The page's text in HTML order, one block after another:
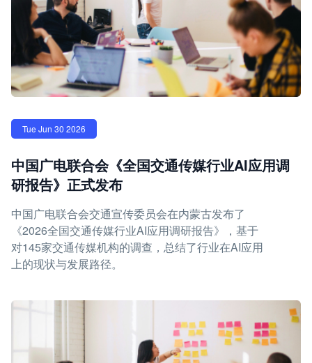
Tue Jun 30 2026
中国广电联合会《全国交通传媒行业AI应用调
研报告》正式发布
中国广电联合会交通宣传委员会在内蒙古发布了
《2026全国交通传媒行业AI应用调研报告》，基于
对145家交通传媒机构的调查，总结了行业在AI应用
上的现状与发展路径。